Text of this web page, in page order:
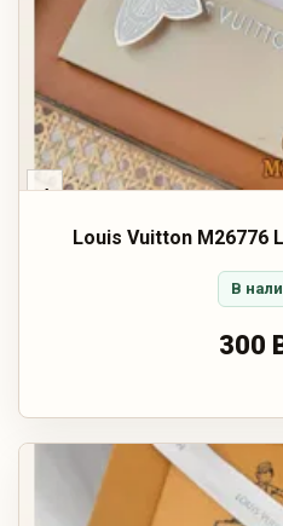
‹
Louis Vuitton M26776
В
300